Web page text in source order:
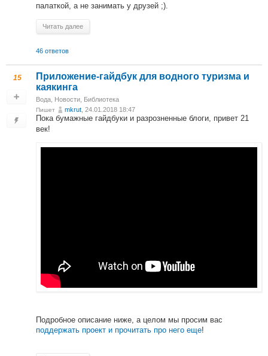
палаткой, а не занимать у друзей ;).
Читать далее
46 ответов
15
Приложение-гайдбук для водного туризма и
каякинга
Вода Новости Библиотека
Пишет mkrut , 24.01.2018 18:47
Пока бумажные гайдбуки и разрозненные блоги, привет 21
век!
Подробное описание ниже, а целом мы просим вас
поддержать проект и прочитать про него еще!